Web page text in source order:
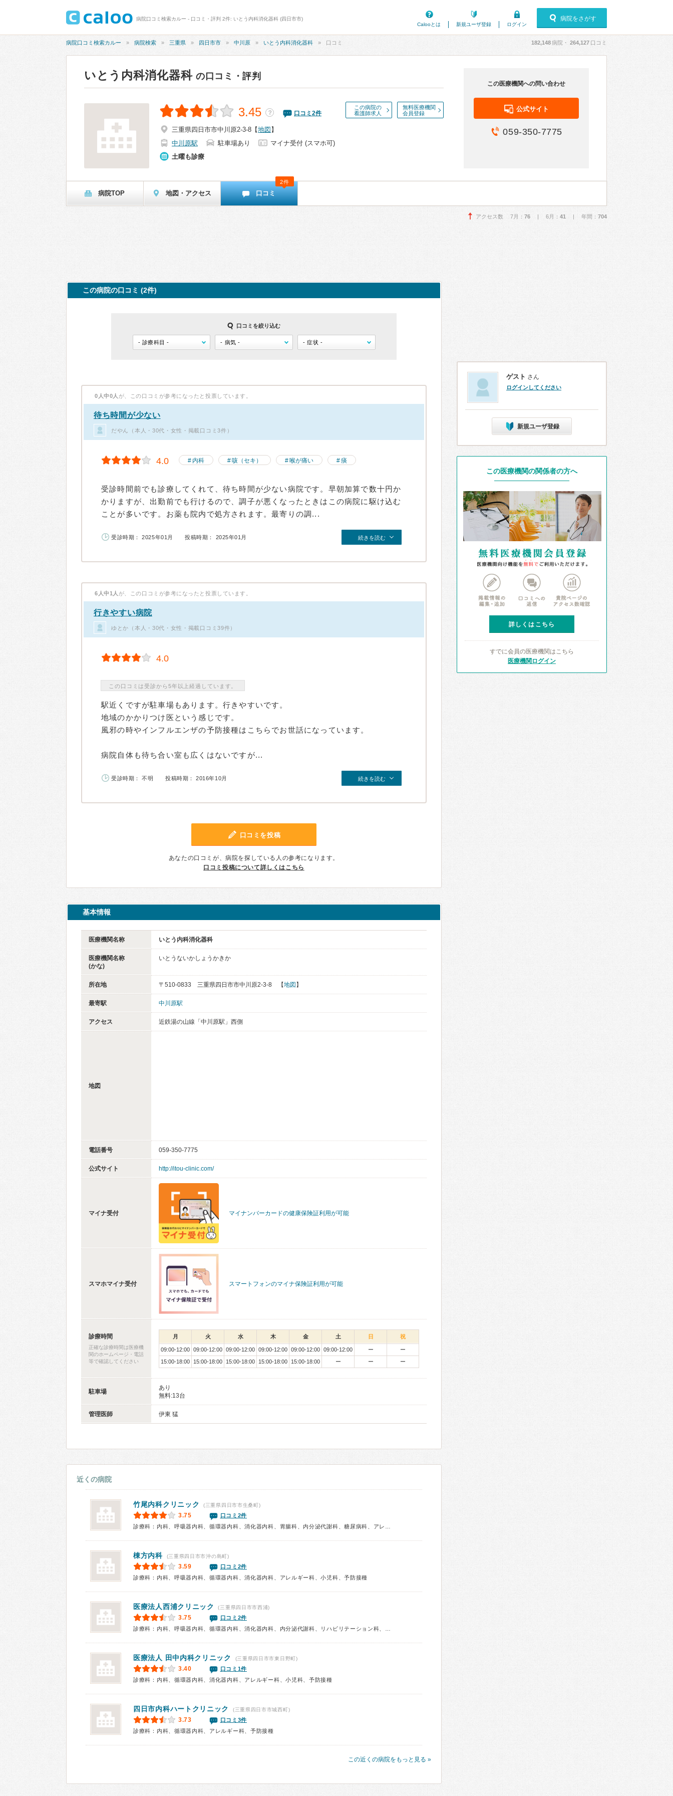
病院口コミ検索カルー - 口コミ・評判 2件: いとう内科消化器科 (四日市市)
Calooとは
新規ユーザ登録 ログイン
病院をさがす
病院口コミ検索カルー 病院検索 三重県 四日市市 中川原 いとう内科消化器科 口コミ 182,148病院・ 264,127 口コミ
いとう内科消化器科 の口コミ・評判
この病院の
看護師求人
無料医療機関
会員登録
3.45 ？ 口コミ 2件
三重県四日市市中川原2-3-8 【地図 】
中川原駅
駐車場あり
マイナ受付 (スマホ可)
土曜も診療
この医療機関への問い合わせ
公式サイト
059-350-7775
病院TOP 地図・アクセス 口コミ
2件
アクセス数 7月： 76 | 6月： 41 | 年間： 704
この病院の口コミ (2件)
口コミを絞り込む
0人中0人 が、この口コミが参考になったと投票しています。
待ち時間が少ない
だやん（本人・30代・女性・掲載口コミ3件）
4.0 内科 咳（セキ） 喉が痛い 痰
受診時間前でも診療してくれて、待ち時間が少ない病院です。早朝加算で数十円か
かりますが、出勤前でも行けるので、調子が悪くなったときはこの病院に駆け込む
ことが多いです。お薬も院内で処方されます。最寄りの調...
受診時期： 2025年01月 投稿時期： 2025年01月 続きを読む
6人中1人 が、この口コミが参考になったと投票しています。
行きやすい病院
ゆとか（本人・30代・女性・掲載口コミ39件）
4.0
この口コミは受診から5年以上経過しています。
駅近くですが駐車場もあります。行きやすいです。
地域のかかりつけ医という感じです。
風邪の時やインフルエンザの予防接種はこちらでお世話になっています。
病院自体も待ち合い室も広くはないですが...
受診時期： 不明 投稿時期： 2016年10月 続きを読む
口コミを投稿
あなたの口コミが、病院を探している人の参考になります。
口コミ投稿について詳しくはこちら
基本情報
医療機関名称 いとう内科消化器科
医療機関名称
(かな)
いとうないかしょうかきか
所在地 〒510-0833 三重県四日市市中川原2-3-8 【地図 】
最寄駅 中川原駅
アクセス 近鉄湯の山線「中川原駅」西側
地図
電話番号 059-350-7775
公式サイト http://itou-clinic.com/
マイナ受付 マイナンバーカードの健康保険証利用が可能
スマホマイナ受付 スマートフォンのマイナ保険証利用が可能
診療時間
正確な診療時間は医療機
関のホームページ・電話
等で確認してください
月 火 水 木 金 土 日 祝
09:00-12:00 09:00-12:00 09:00-12:00 09:00-12:00 09:00-12:00 09:00-12:00 ー
ー
15:00-18:00
15:00-18:00 15:00-18:00 15:00-18:00 15:00-18:00 ー ー ー
駐車場
あり
無料:13台
管理医師 伊東 猛
近くの病院
竹尾内科クリニック (三重県四日市市生桑町)
3.75
口コミ2件
棟方内科 (三重県四日市市沖の島町)
3.59
口コミ2件
診療科：内科、呼吸器内科、循環器内科、消化器内科、アレルギー科、小児科、予防接種
医療法人西浦クリニック (三重県四日市市西浦)
3.75
口コミ2件
医療法人 田中内科クリニック (三重県四日市市東日野町)
3.40
口コミ1件
診療科：内科、循環器内科、消化器内科、アレルギー科、小児科、予防接種
四日市内科ハートクリニック (三重県四日市市城西町)
3.73
口コミ3件
診療科：内科、循環器内科、アレルギー科、予防接種
この近くの病院をもっと見る »
ゲスト さん
ログインしてください
新規ユーザ登録
この医療機関の関係者の方へ
詳しくはこちら
すでに会員の医療機関はこちら
医療機関ログイン